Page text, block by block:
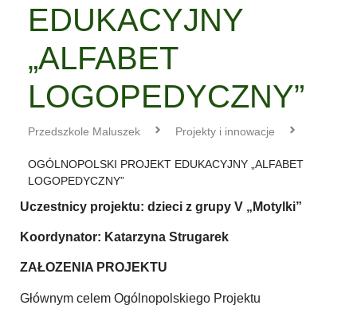
EDUKACYJNY
„ALFABET
LOGOPEDYCZNY”
Przedszkole Maluszek Projekty i innowacje
OGÓLNOPOLSKI PROJEKT EDUKACYJNY „ALFABET
LOGOPEDYCZNY”
Uczestnicy projektu: dzieci z grupy V „Motylki”
Koordynator: Katarzyna Strugarek
ZAŁOZENIA PROJEKTU
Głównym celem Ogólnopolskiego Projektu